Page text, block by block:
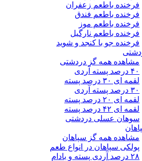
فرخنده باطعم زعفران
فرخنده باطعم فندق
فرخنده باطعم موز
فرخنده باطعم نارگیل
فرخنده جو با کنجد و شوید
مشاهده همه گز دردشتی
۴۰ درصد پسته آردی
لقمه ای ۳۰ درصد پسته
۳۰ درصد پسته آردی
لقمه ای ۲۰ درصد پسته
لقمه ای ۴۲ درصد پسته
سوهان عسلی دردشتی
مشاهده همه گز سپاهان
پولکی سپاهان در انواع طعم
۲۸ درصد آردی پسته و بادام